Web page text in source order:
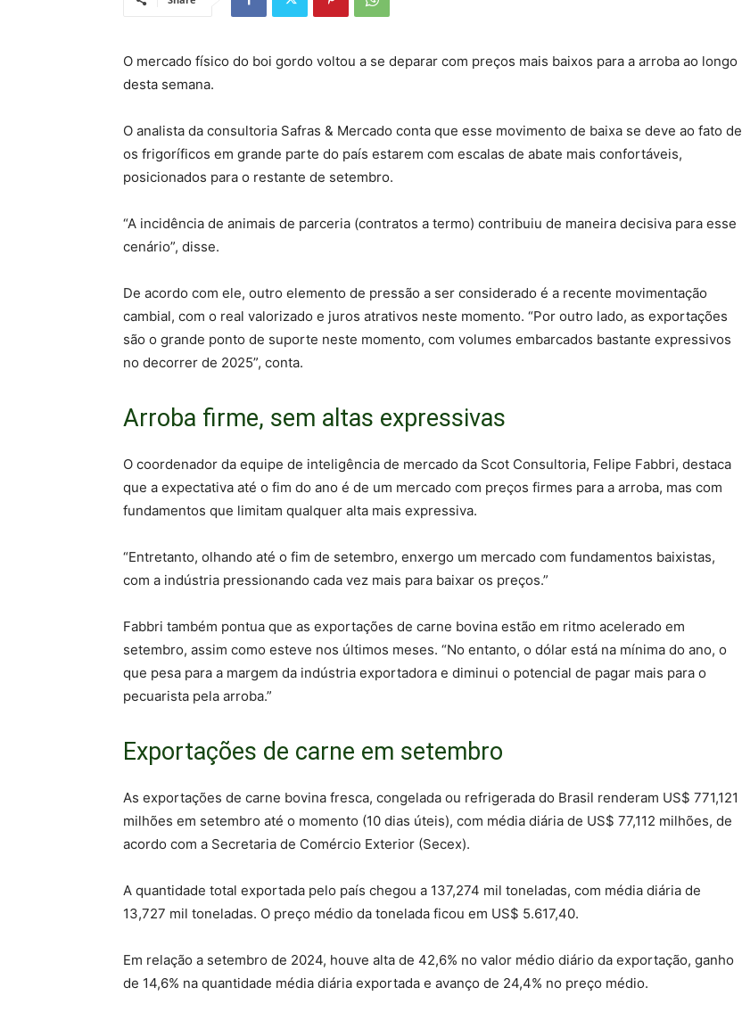
O mercado físico do boi gordo voltou a se deparar com preços mais baixos para a arroba ao longo
desta semana.
O analista da consultoria Safras & Mercado conta que esse movimento de baixa se deve ao fato de
os frigoríficos em grande parte do país estarem com escalas de abate mais confortáveis,
posicionados para o restante de setembro.
“A incidência de animais de parceria (contratos a termo) contribuiu de maneira decisiva para esse
cenário”, disse.
De acordo com ele, outro elemento de pressão a ser considerado é a recente movimentação
cambial, com o real valorizado e juros atrativos neste momento. “Por outro lado, as exportações
são o grande ponto de suporte neste momento, com volumes embarcados bastante expressivos
no decorrer de 2025”, conta.
Arroba firme, sem altas expressivas
O coordenador da equipe de inteligência de mercado da Scot Consultoria, Felipe Fabbri, destaca
que a expectativa até o fim do ano é de um mercado com preços firmes para a arroba, mas com
fundamentos que limitam qualquer alta mais expressiva.
“Entretanto, olhando até o fim de setembro, enxergo um mercado com fundamentos baixistas,
com a indústria pressionando cada vez mais para baixar os preços.”
Fabbri também pontua que as exportações de carne bovina estão em ritmo acelerado em
setembro, assim como esteve nos últimos meses. “No entanto, o dólar está na mínima do ano, o
que pesa para a margem da indústria exportadora e diminui o potencial de pagar mais para o
pecuarista pela arroba.”
Exportações de carne em setembro
As exportações de carne bovina fresca, congelada ou refrigerada do Brasil renderam US$ 771,121
milhões em setembro até o momento (10 dias úteis), com média diária de US$ 77,112 milhões, de
acordo com a Secretaria de Comércio Exterior (Secex).
A quantidade total exportada pelo país chegou a 137,274 mil toneladas, com média diária de
13,727 mil toneladas. O preço médio da tonelada ficou em US$ 5.617,40.
Em relação a setembro de 2024, houve alta de 42,6% no valor médio diário da exportação, ganho
de 14,6% na quantidade média diária exportada e avanço de 24,4% no preço médio.